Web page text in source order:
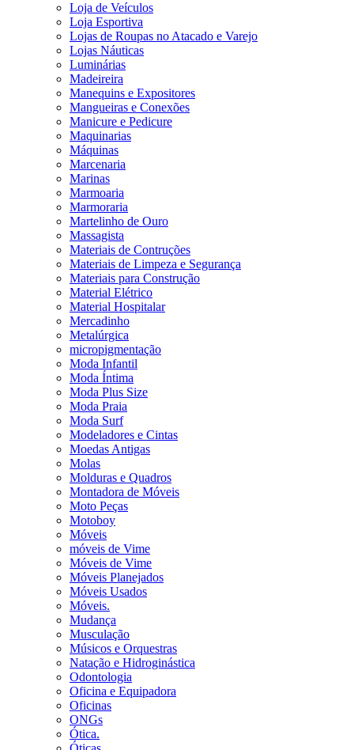
Loja de Veículos
Loja Esportiva
Lojas de Roupas no Atacado e Varejo
Lojas Náuticas
Luminárias
Madeireira
Manequins e Expositores
Mangueiras e Conexões
Manicure e Pedicure
Maquinarias
Máquinas
Marcenaria
Marinas
Marmoaria
Marmoraria
Martelinho de Ouro
Massagista
Materiais de Contruções
Materiais de Limpeza e Segurança
Materiais para Construção
Material Elétrico
Material Hospitalar
Mercadinho
Metalúrgica
micropigmentação
Moda Infantil
Moda Íntima
Moda Plus Size
Moda Praia
Moda Surf
Modeladores e Cintas
Moedas Antigas
Molas
Molduras e Quadros
Montadora de Móveis
Moto Peças
Motoboy
Móveis
móveis de Vime
Móveis de Vime
Móveis Planejados
Móveis Usados
Móveis.
Mudança
Musculação
Músicos e Orquestras
Natação e Hidroginástica
Odontologia
Oficina e Equipadora
Oficinas
ONGs
Ótica.